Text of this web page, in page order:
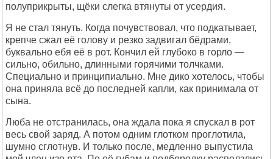
полуприкрыты, щёки слегка втянуты от усердия.
Я не стал тянуть. Когда почувствовал, что подкатывает,
крепче сжал её голову и резко задвигал бёдрами,
буквально ебя её в рот. Кончил ей глубоко в горло —
сильно, обильно, длинными горячими толчками.
Специально и принципиально. Мне дико хотелось, чтобы
она приняла всё до последней капли, как принимала от
сына.
Люба не отстранилась, она ждала пока я спускал в рот
весь свой заряд. А потом одним глотком проглотила,
шумно сглотнув. И только после, медленно выпустила